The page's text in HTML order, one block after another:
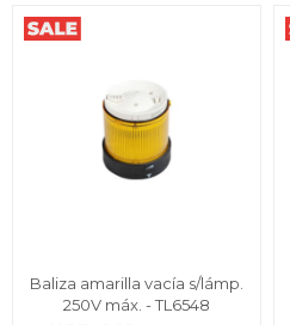
Baliza amarilla vacía s/lámp.
250V máx. - TL6548